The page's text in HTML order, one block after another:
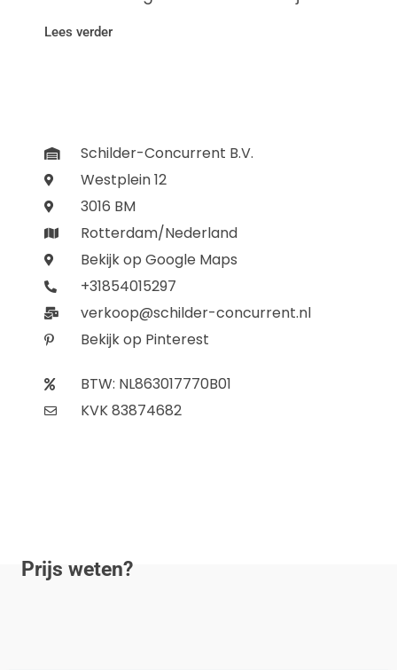
Lees verder
Schilder-Concurrent B.V.
Westplein 12
3016 BM
Rotterdam/Nederland
Bekijk op Google Maps
+31854015297
verkoop@schilder-concurrent.nl
Bekijk op Pinterest
BTW: NL863017770B01
KVK 83874682
Prijs weten?